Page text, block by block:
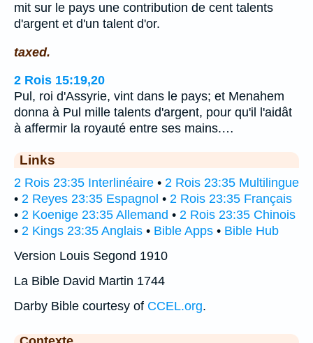
mit sur le pays une contribution de cent talents
d'argent et d'un talent d'or.
taxed.
2 Rois 15:19,20
Pul, roi d'Assyrie, vint dans le pays; et Menahem
donna à Pul mille talents d'argent, pour qu'il l'aidât
à affermir la royauté entre ses mains.…
Links
2 Rois 23:35 Interlinéaire • 2 Rois 23:35 Multilingue
• 2 Reyes 23:35 Espagnol • 2 Rois 23:35 Français
• 2 Koenige 23:35 Allemand • 2 Rois 23:35 Chinois
• 2 Kings 23:35 Anglais • Bible Apps • Bible Hub
Version Louis Segond 1910
La Bible David Martin 1744
Darby Bible courtesy of CCEL.org.